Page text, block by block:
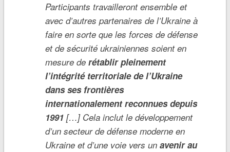
Participants travailleront ensemble et
avec d’autres partenaires de l’Ukraine à
faire en sorte que les forces de défense
et de sécurité ukrainiennes soient en
mesure de rétablir pleinement
l’intégrité territoriale de l’Ukraine
dans ses frontières
internationalement reconnues depuis
1991[…] Cela inclut le développement
d’un secteur de défense moderne en
Ukraine et d’une voie vers un avenir au